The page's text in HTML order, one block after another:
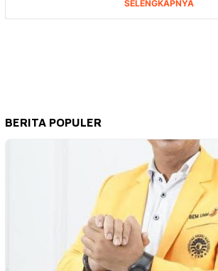
BERITA POPULER